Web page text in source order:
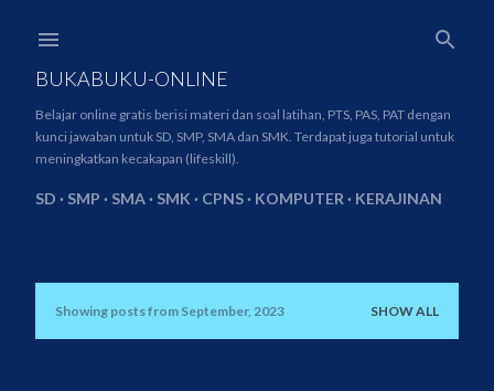
BUKABUKU-ONLINE
Belajar online gratis berisi materi dan soal latihan, PTS, PAS, PAT dengan
kunci jawaban untuk SD, SMP, SMA dan SMK. Terdapat juga tutorial untuk
meningkatkan kecakapan (lifeskill).
SD SMP SMA SMK CPNS KOMPUTER KERAJINAN
PShowing posts from September, 2023 SHOW ALL